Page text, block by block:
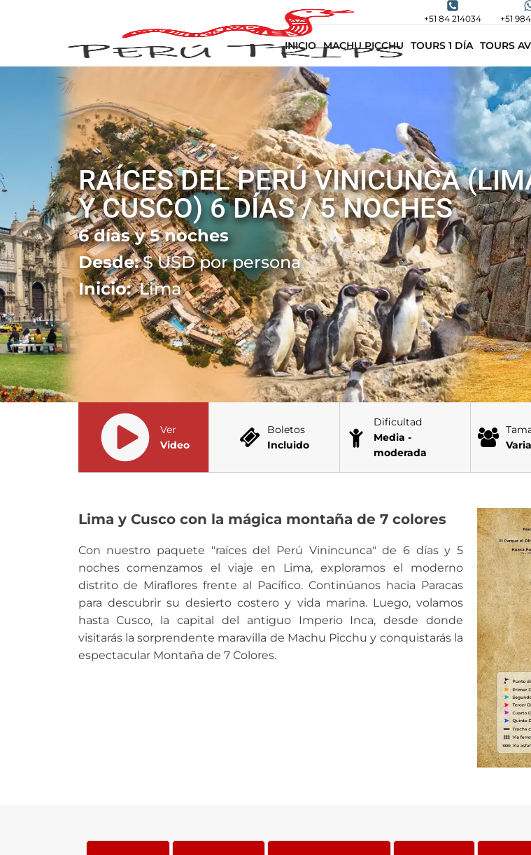
+51 84 214034 +51
INICIO MACHU PICCHU TOURS 1 DÍA TOURS
RAÍCES DEL PERÚ VINICUNCA
Y CUSCO) 6 DÍAS / 5 NOCHES
6 días y 5 noches
Desde:$USD por persona
Inicio: Lima
Ver
Video
Boletos
Incluido
Dificultad
Media -
moderada
Lima y Cusco con la mágica montaña de 7 colores
Con nuestro paquete "raíces del Perú Vinincunca" de 6 días y 5
noches comenzamos el viaje en Lima, exploramos el moderno
distrito de Miraflores frente al Pacífico. Continúanos hacia Paracas
para descubrir su desierto costero y vida marina. Luego, volamos
hasta Cusco, la capital del antiguo Imperio Inca, desde donde
visitarás la sorprendente maravilla de Machu Picchu y conquistarás la
espectacular Montaña de 7 Colores.